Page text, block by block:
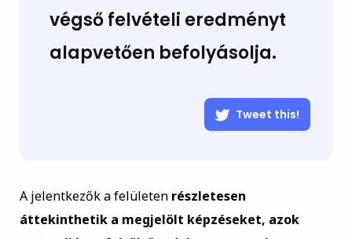
végső felvételi eredményt
alapvetően befolyásolja.
Tweet this!
A jelentkezők a felületen részletesen
áttekinthetik a megjelölt képzéseket, azok